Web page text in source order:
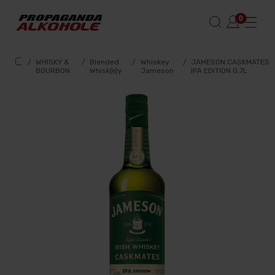
/
WHISKY &
BOURBON
/
Blended
Whisk(e)y
/
Whiskey
Jameson
/
JAMESON CASKMATES
IPA EDITION 0,7L